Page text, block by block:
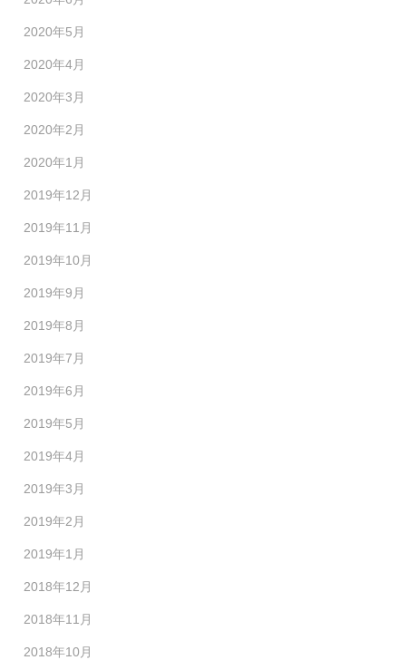
2020年5月
2020年4月
2020年3月
2020年2月
2020年1月
2019年12月
2019年11月
2019年10月
2019年9月
2019年8月
2019年7月
2019年6月
2019年5月
2019年4月
2019年3月
2019年2月
2019年1月
2018年12月
2018年11月
2018年10月